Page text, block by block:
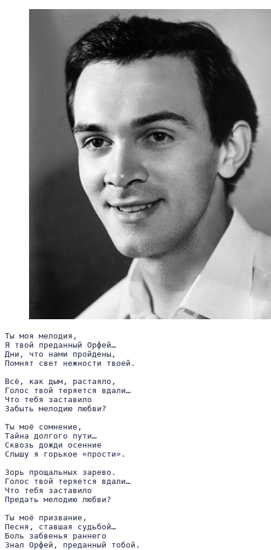
Ты моя мелодия,
Я твой преданный Орфей…
Дни, что нами пройдены,
Помнят свет нежности твоей.
Всё, как дым, растаяло,
Голос твой теряется вдали…
Что тебя заставило
Забыть мелодию любви?
Ты моё сомнение,
Тайна долгого пути…
Сквозь дожди осенние
Слышу я горькое «прости».
Зорь прощальных зарево.
Голос твой теряется вдали…
Что тебя заставило
Предать мелодию любви?
Ты моё призвание,
Песня, ставшая судьбой…
Боль забвенья раннего
Знал Орфей, преданный тобой.